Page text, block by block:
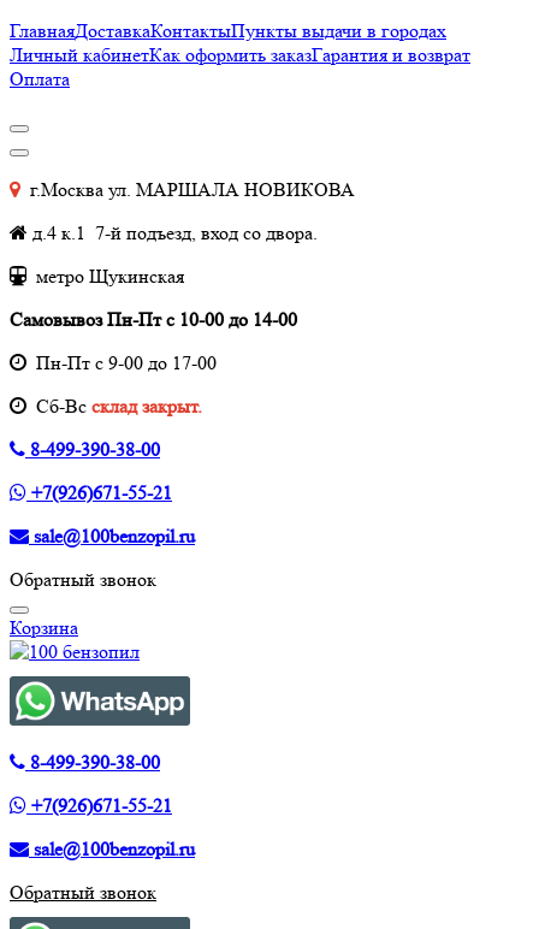
ГлавнаяДоставкаКонтактыПункты выдачи в городах
Личный кабинетКак оформить заказГарантия и возврат
Оплата
г.Москва ул. МАРШАЛА НОВИКОВА
д.4 к.1 7-й подъезд, вход со двора.
метро Щукинская
Самовывоз Пн-Пт с 10-00 до 14-00
Пн-Пт с 9-00 до 17-00
Cб-Вс склад закрыт.
8-499-390-38-00
+7(926)671-55-21
sale@100benzopil.ru
Обратный звонок
Корзина
8-499-390-38-00
+7(926)671-55-21
sale@100benzopil.ru
Обратный звонок